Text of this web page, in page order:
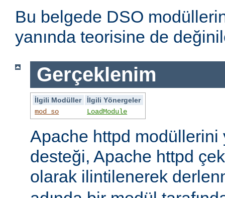
Bu belgede DSO
yanında teorisine de
Gerçeklenim
İlgili Modüller
İlgili Yönergeler
mod_so
LoadModule
Apache httpd
desteği, Apache httpd
olarak ilintilenerek